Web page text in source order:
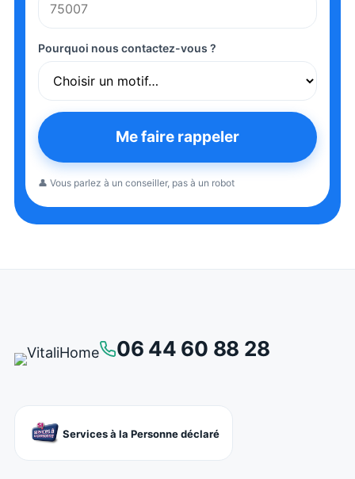
Pourquoi nous contactez-vous ?
Me faire rappeler
👤 Vous parlez à un conseiller, pas à un robot
06 44 60 88 28
Services à la Personne déclaré